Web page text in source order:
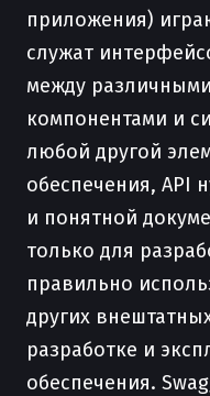
приложения)
служат
между
компонентами и
любой другой
обеспечения, API
и понятной
только для
правильно
других
разработке и
обеспечения.